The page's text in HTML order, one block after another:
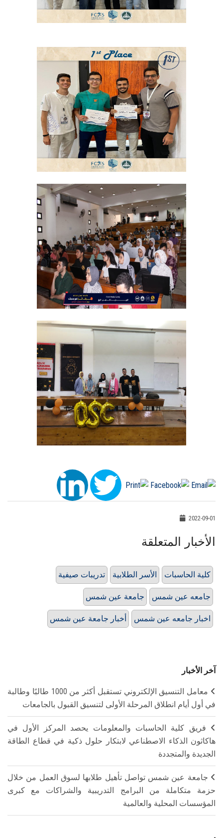
2022-09-01
الأخبار المتعلقة
تدريبات صيفية الأسر الطلابية كلية الحاسبات
جامعة عين شمس جامعه عين شمس
أخبار جامعة عين شمس اخبار جامعه عين شمس
آخر الأخبار
معامل التنسيق الإلكتروني تستقبل أكثر من 1000 طالبًا وطالبة
في أول أيام انطلاق المرحلة الأولى لتنسيق القبول بالجامعات
فريق كلية الحاسبات والمعلومات يحصد المركز الأول في
هاكاثون الذكاء الاصطناعي لابتكار حلول ذكية في قطاع الطاقة
الجديدة والمتجددة
جامعة عين شمس تواصل تأهيل طلابها لسوق العمل من خلال
حزمة متكاملة من البرامج التدريبية والشراكات مع كبرى
المؤسسات المحلية والعالمية